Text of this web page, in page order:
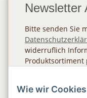
Newsletter
Bitte senden Sie
widerruflich
Produktsortiment
Wie wir